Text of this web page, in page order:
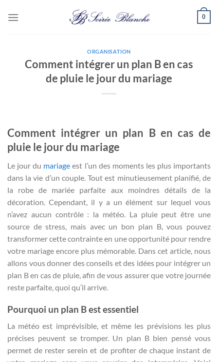
0
ORGANISATION
Comment intégrer un plan B en cas
de pluie le jour du mariage
Comment intégrer un plan B en cas de
pluie le jour du mariage
Le jour du mariage est l’un des moments les plus importants
dans la vie d’un couple. Tout est minutieusement planifié, de
la robe de mariée parfaite aux moindres détails de la
décoration. Cependant, il y a un élément sur lequel vous
n’avez aucun contrôle : la météo. La pluie peut être une
source de stress, mais avec un bon plan B, vous pouvez
transformer cette contrainte en une opportunité pour rendre
votre mariage encore plus mémorable. Dans cet article, nous
allons vous donner des conseils et des idées pour intégrer un
plan B en cas de pluie, afin de vous assurer que votre journée
reste parfaite, quoi qu’il arrive.
Pourquoi un plan B est essentiel
La météo est imprévisible, et même les prévisions les plus
précises peuvent se tromper. Un plan B bien pensé vous
permet de rester serein et de profiter de chaque instant de